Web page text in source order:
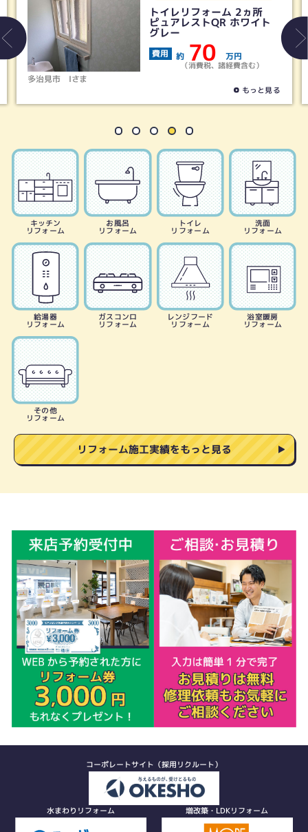
多治見市 Iさま
トイレリフォーム 2ヵ所
ピュアレストQR ホワイト
グレー
費用 約 70 万円
（消費税、諸経費含む）
もっと見る
キッチン
リフォーム
お風呂
リフォーム
トイレ
リフォーム
洗面
リフォーム
給湯器
リフォーム
ガスコンロ
リフォーム
レンジフード
リフォーム
浴室暖房
リフォーム
その他
リフォーム
リフォーム施工実績をもっと見る
コーポレートサイト（採用リクルート）
水まわりリフォーム 増改築・LDKリフォーム